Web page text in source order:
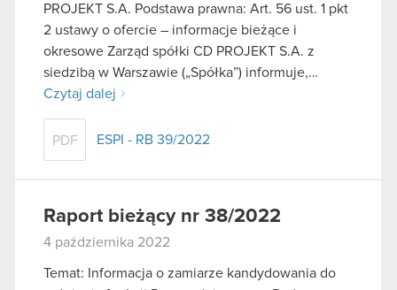
PROJEKT S.A. Podstawa prawna: Art. 56 ust. 1 pkt
2 ustawy o ofercie – informacje bieżące i
okresowe Zarząd spółki CD PROJEKT S.A. z
siedzibą w Warszawie („Spółka”) informuje,…
Czytaj dalej
PDF ESPI - RB 39/2022
Raport bieżący nr 38/2022
4 października 2022
Temat: Informacja o zamiarze kandydowania do